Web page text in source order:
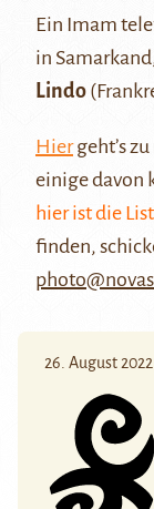
Ein Imam
in
Lindo
Hiergeht’s
einige davon
hier ist die
finden,
26. August 2022